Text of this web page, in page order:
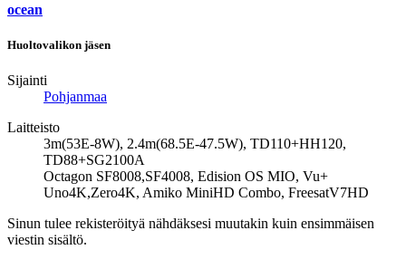
ocean
Huoltovalikon jäsen
Sijainti
Pohjanmaa
Laitteisto
3m(53E-8W), 2.4m(68.5E-47.5W), TD110+HH120,
TD88+SG2100A
Octagon SF8008,SF4008, Edision OS MIO, Vu+
Uno4K,Zero4K, Amiko MiniHD Combo, FreesatV7HD
Sinun tulee rekisteröityä nähdäksesi muutakin kuin ensimmäisen
viestin sisältö.